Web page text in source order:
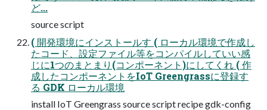
ど...
source script
( 開発環境にインストールす ( ローカル環境で作成し
たコード、設定ファイル等をコンパイルしていい感
じに1つのまとまり(コンポーネント)にしてくれ ( 作
成したコンポーネントをIoT Greengrassに登録す
る GDK ローカル環境
install IoT Greengrass source script recipe gdk-config